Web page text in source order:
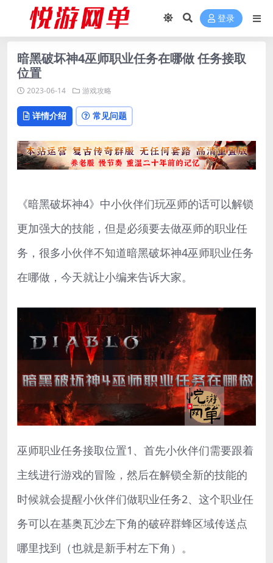
登录
暗黑破坏神4巫师职业任务在哪做 任务接取
位置
2023-06-14 游戏攻略
详情介绍 常见问题
《暗黑破坏神4》中小伙伴们玩巫师的话可以解锁
更加强大的技能，但是必须要去做巫师的职业任
务，很多小伙伴不知道暗黑破坏神4巫师职业任务
在哪做，今天就让小编来告诉大家。
巫师职业任务接取位置1、首先小伙伴们需要跟着
主线进行游戏的冒险，然后在解锁全新的技能的
时候就会提醒小伙伴们做职业任务2、这个职业任
务可以在基奥瓦沙左下角的破碎群蜂区域传送点
哪里找到（也就是新手村左下角）。